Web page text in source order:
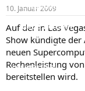
Empfohlene
Neue Beiträge
Neueste
Leserartikel
10. Januar 2009
Auf der in Las
Show kündigte der
neuen
Rechenleistung
bereitstellen wird.